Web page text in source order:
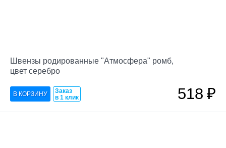
Швензы родированные "Атмосфера" ромб,
цвет серебро
Заказ
в 1 клик
518₽